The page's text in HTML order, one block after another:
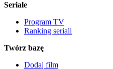
Seriale
Program TV
Ranking seriali
Twórz bazę
Dodaj film